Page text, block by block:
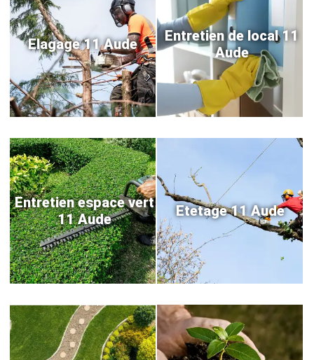
Elagage 11 Aude
Entretien de local 11
Aude
Entretien espace vert
11 Aude
Etetage 11 Aude